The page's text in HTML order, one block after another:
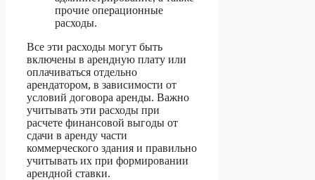
прочие операционные
расходы.
Все эти расходы могут быть
включены в арендную плату или
оплачиваться отдельно
арендатором, в зависимости от
условий договора аренды. Важно
учитывать эти расходы при
расчете финансовой выгоды от
сдачи в аренду части
коммерческого здания и правильно
учитывать их при формировании
арендной ставки.